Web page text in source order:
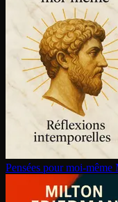
Pensées pour moi-même